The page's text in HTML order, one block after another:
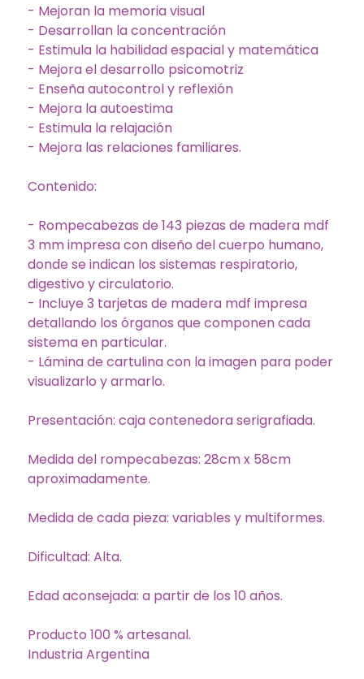
- Mejoran la memoria visual
- Desarrollan la concentración
- Estimula la habilidad espacial y matemática
- Mejora el desarrollo psicomotriz
- Enseña autocontrol y reflexión
- Mejora la autoestima
- Estimula la relajación
- Mejora las relaciones familiares.
Contenido:
- Rompecabezas de 143 piezas de madera mdf
3 mm impresa con diseño del cuerpo humano,
donde se indican los sistemas respiratorio,
digestivo y circulatorio.
- Incluye 3 tarjetas de madera mdf impresa
detallando los órganos que componen cada
sistema en particular.
- Lámina de cartulina con la imagen para poder
visualizarlo y armarlo.
Presentación: caja contenedora serigrafiada.
Medida del rompecabezas: 28cm x 58cm
aproximadamente.
Medida de cada pieza: variables y multiformes.
Dificultad: Alta.
Edad aconsejada: a partir de los 10 años.
Producto 100 % artesanal.
Industria Argentina